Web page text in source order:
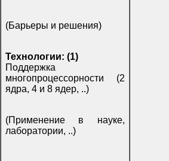
(Барьеры и решения)
Технологии: (1)
Поддержка
многопроцессорности (2
ядра, 4 и 8 ядер, ..)
(Применение в науке,
лаборатории, ..)